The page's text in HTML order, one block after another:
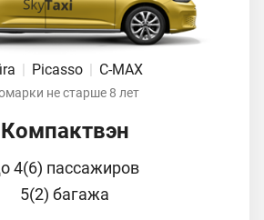
| Picasso | C-MAX
не старше 8 лет
Компактвэн
4(6) пассажиров
5(2) багажа